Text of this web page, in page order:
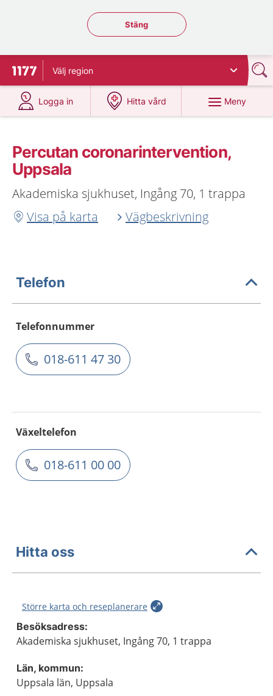
Stäng regionsväljaren
Stäng
Till startsidan för 1177
Välj region
Logga in
på 1177.se
Hitta vård
på 1177.se
Meny
Percutan coronarintervention,
Uppsala
Akademiska sjukhuset, Ingång 70, 1 trappa
Visa på karta
Vägbeskrivning
Telefon
Telefonnummer
018-611 47 30
Växeltelefon
018-611 00 00
Hitta oss
Större karta och reseplanerare
Besöksadress:
Akademiska sjukhuset, Ingång 70, 1 trappa
Län, kommun:
Uppsala län, Uppsala